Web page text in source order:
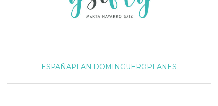
ESPAÑAPLAN DOMINGUERO PLANES